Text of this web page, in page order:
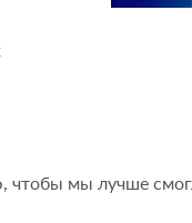
мы лучше